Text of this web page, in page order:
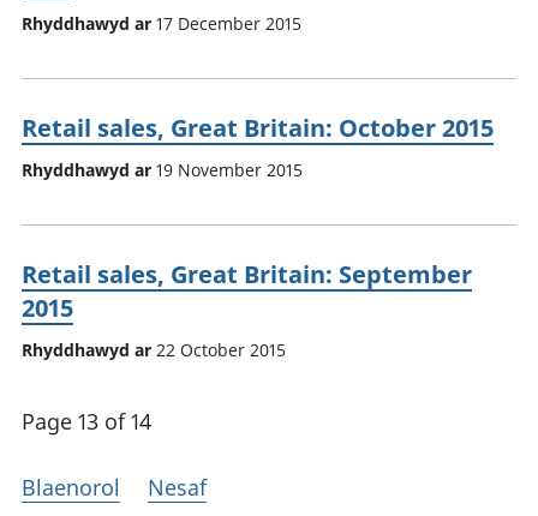
Rhyddhawyd ar 17 December 2015
Retail sales, Great Britain: October 2015
Rhyddhawyd ar 19 November 2015
Retail sales, Great Britain: September
2015
Rhyddhawyd ar 22 October 2015
Page 13 of 14
Blaenorol Nesaf